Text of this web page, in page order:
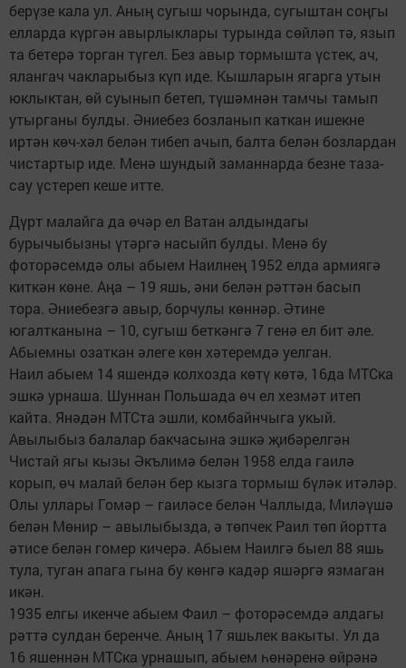
берүзе кала ул. Аның сугыш чорында, сугыштан соңгы
елларда күргән авырлыклары турында сөйләп тә, язып
та бетерә торган түгел. Без авыр тормышта үстек, ач,
ялангач чакларыбыз күп иде. Кышларын ягарга утын
юклыктан, өй суынып бетеп, түшәмнән тамчы тамып
утырганы булды. Әниебез бозланып каткан ишекне
иртән көч-хәл белән тибеп ачып, балта белән бозлардан
чистартыр иде. Менә шундый заманнарда безне таза-
сау үстереп кеше итте.
Дүрт малайга да өчәр ел Ватан алдындагы
бурычыбызны үтәргә насыйп булды. Менә бу
фоторәсемдә олы абыем Наилнең 1952 елда армиягә
киткән көне. Аңа – 19 яшь, әни белән рәттән басып
тора. Әниебезгә авыр, борчулы көннәр. Әтине
югалтканына – 10, сугыш беткәнгә 7 генә ел бит әле.
Абыемны озаткан әлеге көн хәтеремдә уелган.
Наил абыем 14 яшендә колхозда көтү көтә, 16да МТСка
эшкә урнаша. Шуннан Польшада өч ел хезмәт итеп
кайта. Янәдән МТСта эшли, комбайнчыга укый.
Авылыбыз балалар бакчасына эшкә җибәрелгән
Чистай ягы кызы Әкълимә белән 1958 елда гаилә
корып, өч малай белән бер кызга тормыш бүләк итәләр.
Олы уллары Гомәр – гаиләсе белән Чаллыда, Миләүшә
белән Мөнир – авылыбызда, ә төпчек Раил төп йортта
әтисе белән гомер кичерә. Абыем Наилгә быел 88 яшь
тула, туган апага гына бу көнгә кадәр яшәргә язмаган
икән.
1935 елгы икенче абыем Фаил – фоторәсемдә алдагы
рәттә сулдан беренче. Аның 17 яшьлек вакыты. Ул да
16 яшеннән МТСка урнашып, абыем һөнәренә өйрәнә